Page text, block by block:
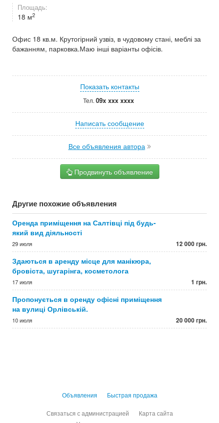
Площадь:
18 м2
Офис 18 кв.м. Крутогірний узвіз, в чудовому стані, меблі за
бажанням, парковка.Маю інші варіанты офісів.
Показать контакты
Тел. 09x xxx xxxx
Написать сообщение
Все объявления автора
Продвинуть объявление
Другие похожие объявления
Оренда приміщення на Салтівці під будь-
який вид діяльності
29 июля 12 000 грн.
Здаються в аренду місце для манікюра,
бровіста, шугарінга, косметолога
17 июля 1 грн.
Пропонується в оренду офісні приміщення
на вулиці Орлівській.
10 июля 20 000 грн.
Объявления Быстрая продажа
Связаться с администрацией
Карта сайта